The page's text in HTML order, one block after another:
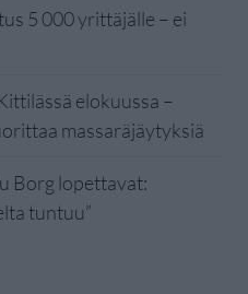
5 000 yrittäjälle – ei
elokuussa –
massaräjäytyksiä
Borg lopettavat:
tuntuu”